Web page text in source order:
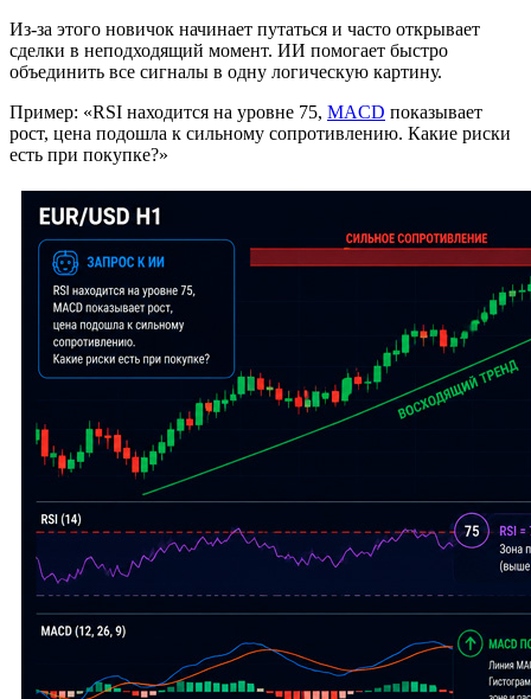
Из-за этого новичок начинает путаться и часто открывает
сделки в неподходящий момент. ИИ помогает быстро
объединить все сигналы в одну логическую картину.
Пример: «RSI находится на уровне 75, MACD показывает
рост, цена подошла к сильному сопротивлению. Какие риски
есть при покупке?»